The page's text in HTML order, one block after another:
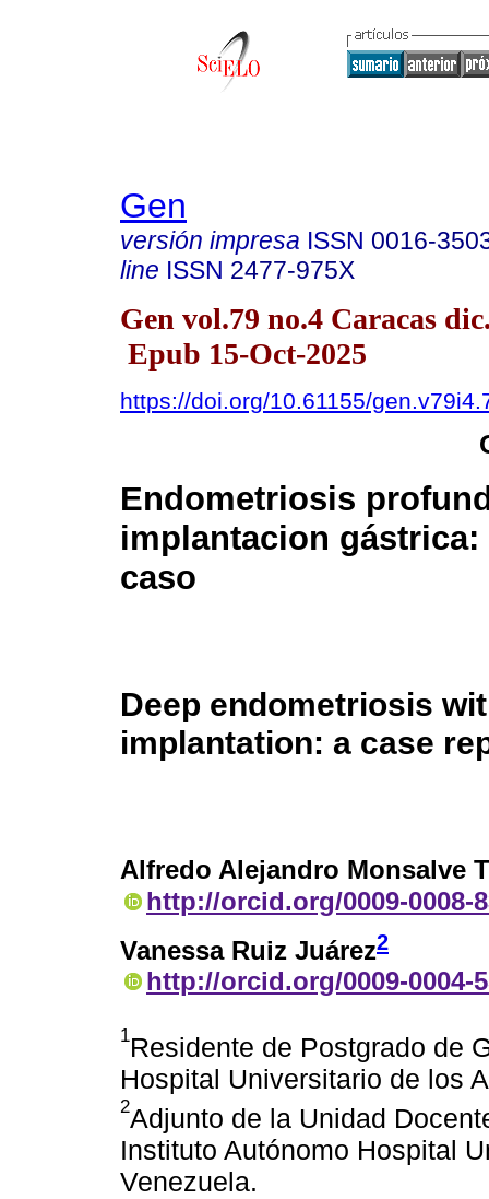
Gen
versión impresa ISSN 0016-
line ISSN 2477-975X
Gen vol.79 no.4 Caracas
Epub 15-Oct-2025
https://doi.org/10.61155/
Endometriosis
implantacion gástrica:
caso
Deep endometriosis
implantation: a case
Alfredo Alejandro Monsalve
http://orcid.org/0009-0008-
Vanessa Ruiz Juárez2
http://orcid.org/0009-0004-
1Residente de Postgrado de
Hospital Universitario de los
2Adjunto de la Unidad
Instituto Autónomo Hospital
Venezuela.